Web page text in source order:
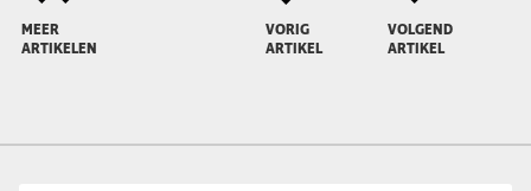
MEER
ARTIKELEN
VORIG
ARTIKEL
VOLGEND
ARTIKEL